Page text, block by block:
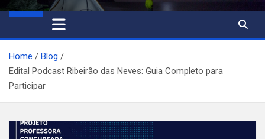
Home
Blog
Edital Podcast Ribeirão das Neves: Guia Completo para
Participar